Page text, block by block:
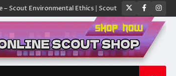
Ethics | Scout Library ക്യാമ്പിൽ ഓരോ
Twitter